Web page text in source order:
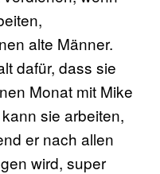
alte Männer.
dafür, dass sie
Monat mit Mike
sie arbeiten,
er nach allen
wird, super